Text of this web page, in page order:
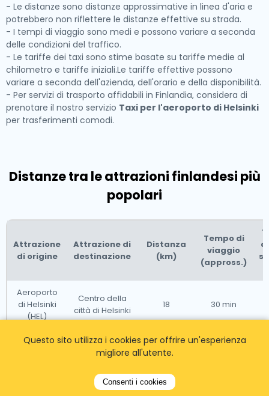
- Le distanze sono distanze approssimative in linea d'aria e
potrebbero non riflettere le distanze effettive su strada.
- I tempi di viaggio sono medi e possono variare a seconda
delle condizioni del traffico.
- Le tariffe dei taxi sono stime basate su tariffe medie al
chilometro e tariffe iniziali.Le tariffe effettive possono
variare a seconda dell'azienda, dell'orario e della disponibilità.
- Per servizi di trasporto affidabili in Finlandia, considera di
prenotare il nostro servizio Taxi per l'aeroporto di Helsinki
per trasferimenti comodi.
Distanze tra le attrazioni finlandesi più
popolari
Attrazione
di origine
Attrazione di
destinazione
Distanza
(km)
Tempo di
viaggio
(appross.)
Aeroporto
di Helsinki
(HEL)
Centro della
città di Helsinki
18 30 min
Centro
Cattedrale di
Helsinki
2
Fortezza
4
Questo sito utilizza i cookies per offrire un'esperienza
migliore all'utente.
Consenti i cookies